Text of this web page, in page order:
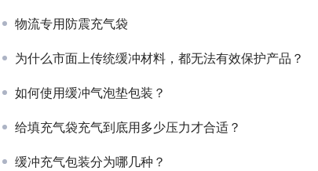
物流专用防震充气袋
为什么市面上传统缓冲材料，都无法有效保护产品？
如何使用缓冲气泡垫包装？
给填充气袋充气到底用多少压力才合适？
缓冲充气包装分为哪几种？